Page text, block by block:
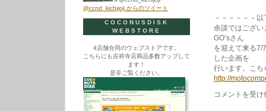
－－－－－－
余談ではござい
GO’sさん
を迎えて来る7/
した企画を
行います。こち
http://
THE
コメントを受
@ccnd_kichijoji からのツイート
COCONUSDISK
WEBSTORE
4店舗合同のウェブストアです。
こちらにも吉祥寺店商品多数アップして
ます！
是非ご覧ください。